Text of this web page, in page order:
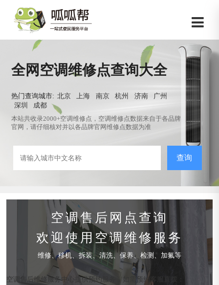
全网空调维修点查询大全
热门查询城市: 北京 上海 南京 杭州 济南
广州
深圳
成都
本站共收录2000+空调维修点，空调维修点数据来自于各品牌
官网，请仔细核对并以各品牌官网维修点数据为准
查询
空调售后网点查询
欢迎使用空调维修服务
维修、移机、拆装、清洗、保养、检测、加氟等
空调售后维修服务中心提供预约服务，如需预约客服直拨：